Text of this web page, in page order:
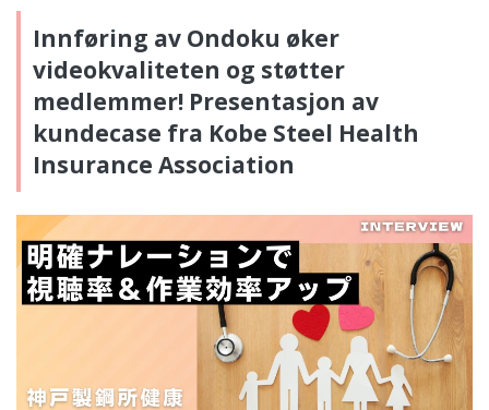
Innføring av Ondoku øker
videokvaliteten og støtter
medlemmer! Presentasjon av
kundecase fra Kobe Steel Health
Insurance Association